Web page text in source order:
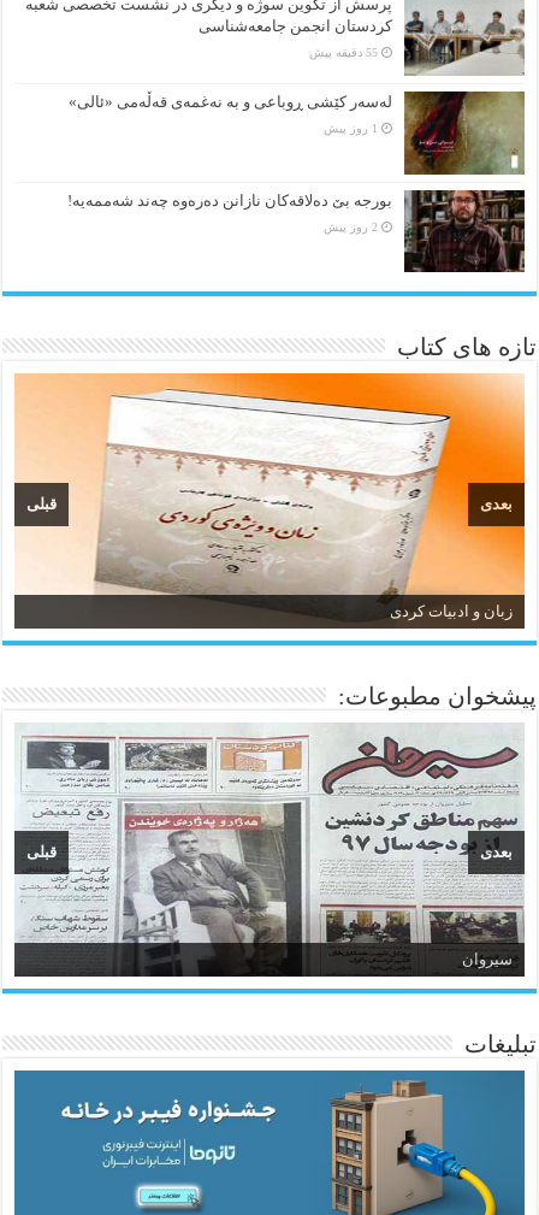
پرسش از تکوین سوژه و دیگری در نشست تخصصی شعبه
کردستان انجمن جامعه‌شناسی
55 دقیقه پیش
لەسەر کێشی ڕوباعی و به نەغمەی قەڵەمی «ئالی»
1 روز پیش
بورجە بێ دەلاقەکان نازانن دەرەوە چەند شەممەیە!
2 روز پیش
تازه های کتاب
زبان و ادبیات کردی
قبلی بعدی
پیشخوان مطبوعات:
سیروان
ئاژانسی هەواڵی مێهر
قبلی بعدی
تبلیغات